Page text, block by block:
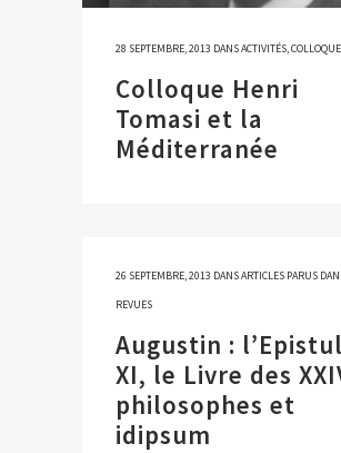
28 SEPTEMBRE, 2013 DANSACTIVITÉS,
Colloque Henri
Tomasi et la
Méditerranée
26 SEPTEMBRE, 2013 DANSARTICLES PARUS
REVUES
Augustin :
XI, le Livre des
philosophes et
idipsum